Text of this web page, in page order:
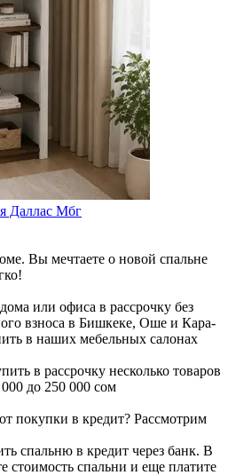
Даллас Мбг
Вы мечтаете о новой спальне
или офиса в рассрочку без
взноса в Бишкеке, Оше и Кара-
в наших мебельных салонах
в рассрочку несколько товаров
до 250 000 сом
покупки в кредит? Рассмотрим
спальню в кредит через банк. В
стоимость спальни и еще платите